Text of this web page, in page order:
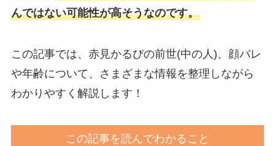
んではない可能性が高そうなのです。
この記事では、赤見かるびの前世(中の人)、顔バレ
や年齢について、さまざまな情報を整理しながら
わかりやすく解説します！
この記事を読んでわかること